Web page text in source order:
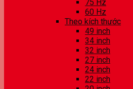
75 Hz
60 Hz
Theo kích thước
49 inch
34 inch
32 inch
27 inch
24 inch
22 inch